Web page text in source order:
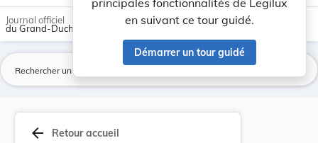
principales fonctionnalités de Legilux
en suivant ce tour guidé.
Démarrer un tour guidé
Journal officiel
du Grand-Duché de Luxembourg
arrow_back Retour accueil